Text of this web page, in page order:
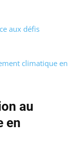
aux défis
climatique en
au
en